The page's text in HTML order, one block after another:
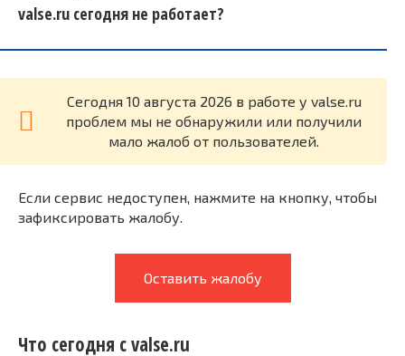
valse.ru сегодня не работает?
Cегодня 10 августа 2026 в работе у valse.ru
проблем мы не обнаружили или получили
мало жалоб от пользователей.
Если сервис недоступен, нажмите на кнопку, чтобы
зафиксировать жалобу.
Оставить жалобу
Что сегодня с valse.ru